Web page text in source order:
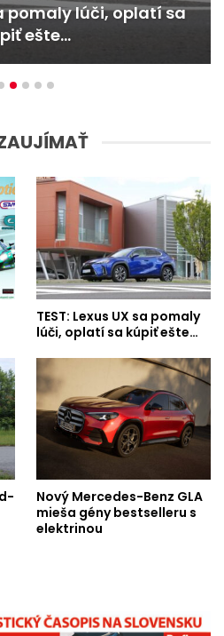
hybrid-G 150 4×4 –
útok
TEST: Lexus UX sa pomaly
lúči, oplatí sa kúpiť ešte…
Nový Mercedes-Benz GLA
mieša gény bestselleru s
elektrinou